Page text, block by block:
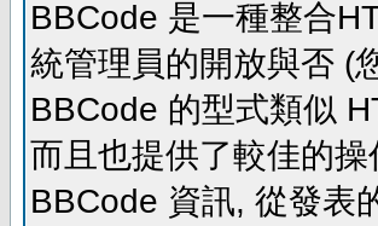
BBCode 是一種整合
統管理員的開放與否 (
BBCode 的型式類似
而且也提供了較佳的
BBCode 資訊, 從發表